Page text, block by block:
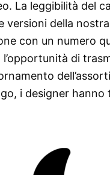
La leggibilità del
versioni della
con un numero
di
i designer